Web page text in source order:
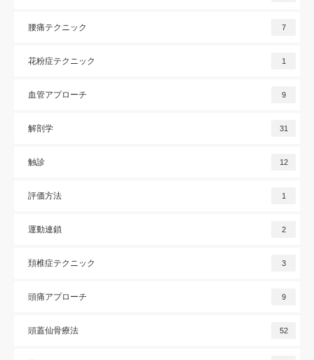
腰痛テクニック 7
花粉症テクニック 1
血管アプローチ 9
解剖学 31
触診 12
評価方法 1
運動連鎖 2
頚椎症テクニック 3
頭痛アプローチ 9
頭蓋仙骨療法 52